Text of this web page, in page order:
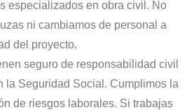
especializados en obra civil. No
ni cambiamos de personal a
del proyecto.
seguro de responsabilidad civil
la Seguridad Social. Cumplimos la
de riesgos laborales. Si trabajas